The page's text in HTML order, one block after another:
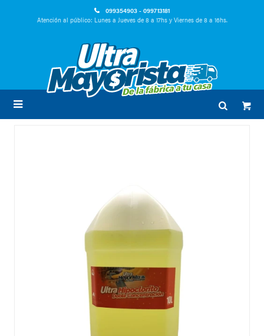
099354903 - 099713181
Atención al público: Lunes a Jueves de 8 a 17hs y Viernes de 8 a 16hs.
